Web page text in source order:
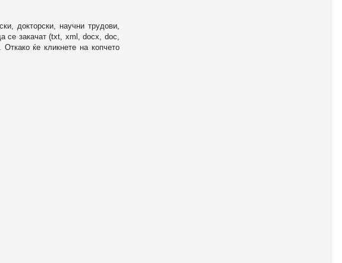
докторски, научни трудови,
се закачат (txt, xml, docx, doc,
Откако ќе кликнете на копчето